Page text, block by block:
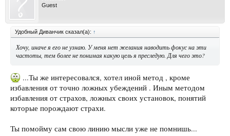
Guest
Удобный Диванчик сказал(а): ↑
Хочу, иначе я его не узнаю. У меня нет желания наводить фокус на эти
частоты, тем более не понимая какую цель я преследую. Для чего это?
...Ты же интересовался, хотел иной метод , кроме
избавления от точно ложных убеждений . Иным методом
избавления от страхов, ложных своих установок, понятий
которые порождают страхи.
Ты помойму сам свою линию мысли уже не помнишь...